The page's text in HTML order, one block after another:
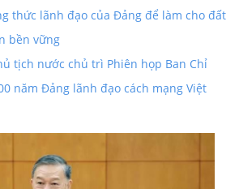
thức lãnh đạo của Đảng để làm cho đất
bền vững
tịch nước chủ trì Phiên họp Ban Chỉ
năm Đảng lãnh đạo cách mạng Việt